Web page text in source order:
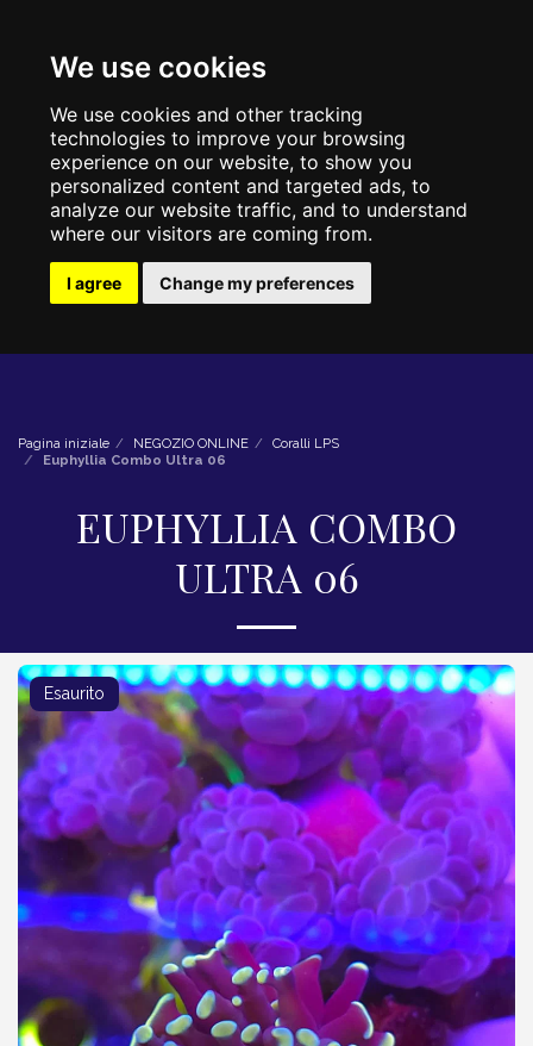
We use cookies
We use cookies and other tracking
technologies to improve your browsing
experience on our website, to show you
personalized content and targeted ads, to
analyze our website traffic, and to understand
where our visitors are coming from.
I agree Change my preferences
Pagina iniziale NEGOZIO ONLINE
Coralli LPS
Euphyllia Combo Ultra 06
EUPHYLLIA COMBO
ULTRA 06
Esaurito